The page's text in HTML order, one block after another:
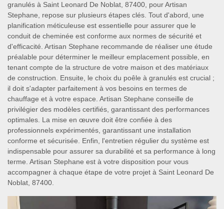
granulés à Saint Leonard De Noblat, 87400, pour Artisan
Stephane, repose sur plusieurs étapes clés. Tout d'abord, une
planification méticuleuse est essentielle pour assurer que le
conduit de cheminée est conforme aux normes de sécurité et
d'efficacité. Artisan Stephane recommande de réaliser une étude
préalable pour déterminer le meilleur emplacement possible, en
tenant compte de la structure de votre maison et des matériaux
de construction. Ensuite, le choix du poêle à granulés est crucial ;
il doit s'adapter parfaitement à vos besoins en termes de
chauffage et à votre espace. Artisan Stephane conseille de
privilégier des modèles certifiés, garantissant des performances
optimales. La mise en œuvre doit être confiée à des
professionnels expérimentés, garantissant une installation
conforme et sécurisée. Enfin, l'entretien régulier du système est
indispensable pour assurer sa durabilité et sa performance à long
terme. Artisan Stephane est à votre disposition pour vous
accompagner à chaque étape de votre projet à Saint Leonard De
Noblat, 87400.